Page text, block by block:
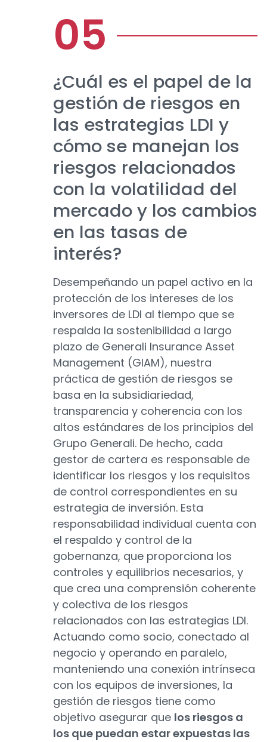
¿Cuál es el papel de la
gestión de riesgos en
las estrategias LDI y
cómo se manejan los
riesgos relacionados
con la volatilidad del
mercado y los cambios
en las tasas de
interés?
Desempeñando un papel activo en la
protección de los intereses de los
inversores de LDI al tiempo que se
respalda la sostenibilidad a largo
plazo de Generali Insurance Asset
Management (GIAM), nuestra
práctica de gestión de riesgos se
basa en la subsidiariedad,
transparencia y coherencia con los
altos estándares de los principios del
Grupo Generali. De hecho, cada
gestor de cartera es responsable de
identificar los riesgos y los requisitos
de control correspondientes en su
estrategia de inversión. Esta
responsabilidad individual cuenta con
el respaldo y control de la
gobernanza, que proporciona los
controles y equilibrios necesarios, y
que crea una comprensión coherente
y colectiva de los riesgos
relacionados con las estrategias LDI.
Actuando como socio, conectado al
negocio y operando en paralelo,
manteniendo una conexión intrínseca
con los equipos de inversiones, la
gestión de riesgos tiene como
objetivo asegurar que los riesgos a
los que puedan estar expuestas las